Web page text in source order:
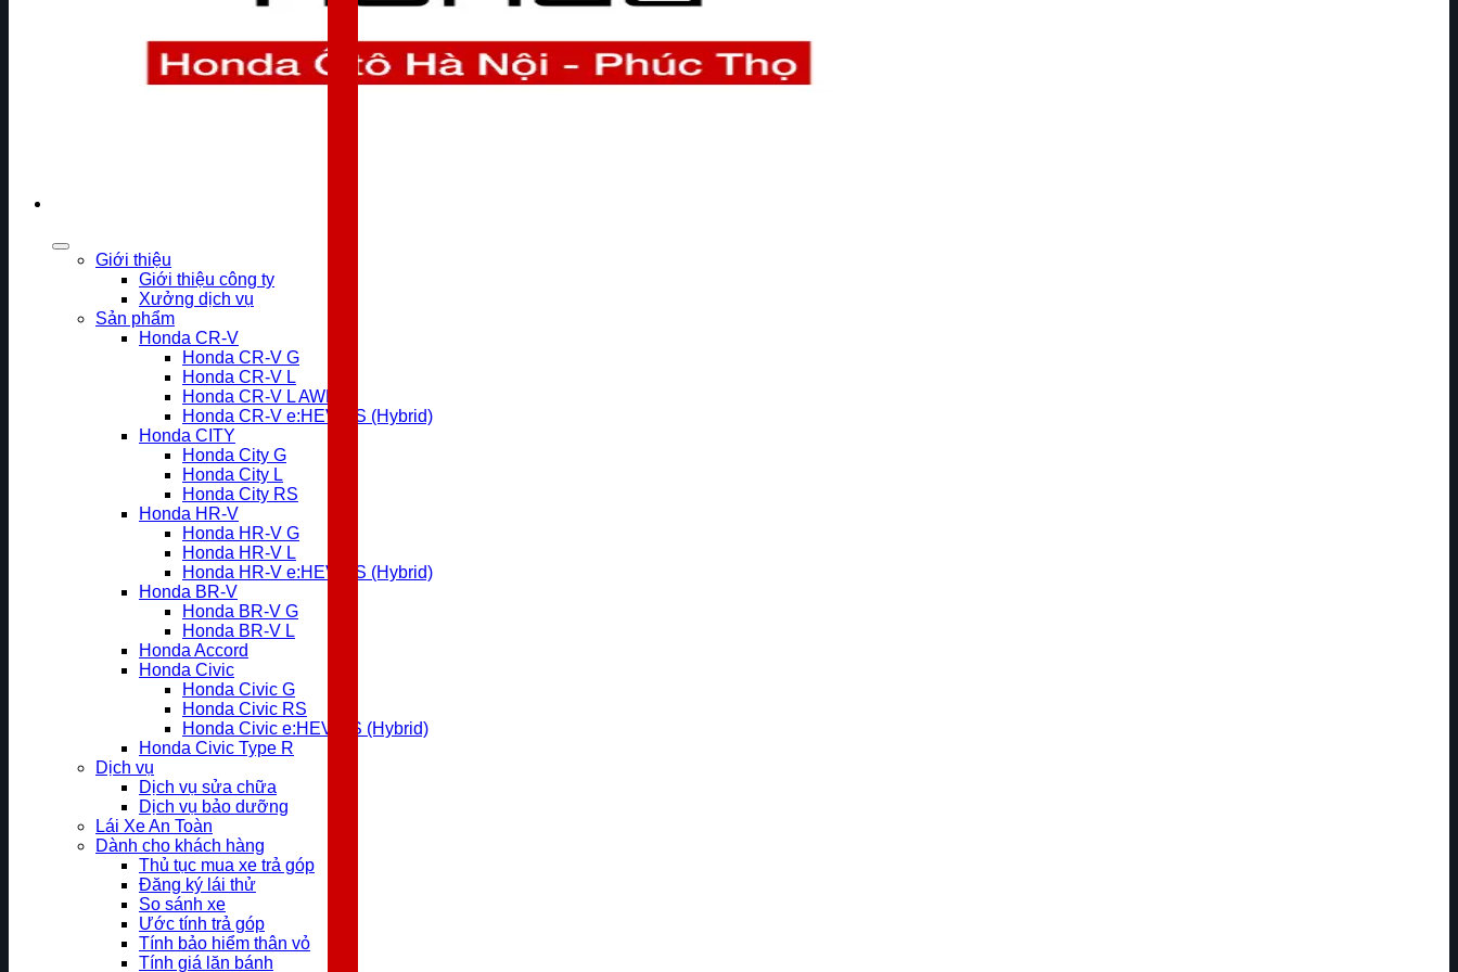
Giới thiệu
Giới thiệu công ty
Xưởng dịch vụ
Sản phẩm
Honda CR-V
Honda CR-V G
Honda CR-V L
Honda CR-V L AWD
Honda CR-V e:HEV RS (Hybrid)
Honda CITY
Honda City G
Honda City L
Honda City RS
Honda HR-V
Honda HR-V G
Honda HR-V L
Honda HR-V e:HEV RS (Hybrid)
Honda BR-V
Honda BR-V G
Honda BR-V L
Honda Accord
Honda Civic
Honda Civic G
Honda Civic RS
Honda Civic e:HEV RS (Hybrid)
Honda Civic Type R
Dịch vụ
Dịch vụ sửa chữa
Dịch vụ bảo dưỡng
Lái Xe An Toàn
Dành cho khách hàng
Thủ tục mua xe trả góp
Đăng ký lái thử
So sánh xe
Ước tính trả góp
Tính bảo hiểm thân vỏ
Tính giá lăn bánh